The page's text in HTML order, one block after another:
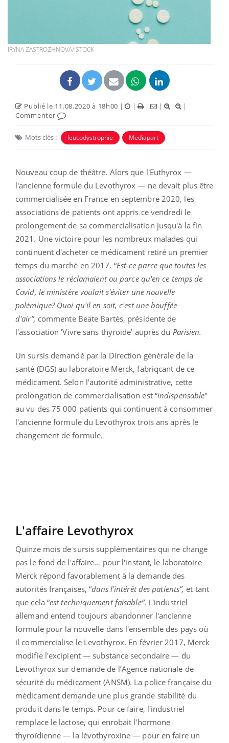
IRYNA ZASTROZHNOVA/ISTOCK
Publié le 11.08.2020 à 18h00 | | | |
|
Commenter
Mots clés : leucodystrophie Mediapart
Nouveau coup de théâtre. Alors que l'Euthyrox —
l'ancienne formule du Levothyrox — ne devait plus être
commercialisée en France en septembre 2020, les
associations de patients ont appris ce vendredi le
prolongement de sa commercialisation jusqu'à la fin
2021. Une victoire pour les nombreux malades qui
continuent d'acheter ce médicament retiré un premier
temps du marché en 2017. “Est-ce parce que toutes les
associations le réclamaient ou parce qu'en ce temps de
Covid, le ministère voulait s'éviter une nouvelle
polémique? Quoi qu'il en soit, c'est une bouffée
d'air”, commente Beate Bartès, présidente de
l'association ‘Vivre sans thyroïde’ auprès du Parisien.
Un sursis demandé par la Direction générale de la
santé (DGS) au laboratoire Merck, fabriqcant de ce
médicament. Selon l'autorité administrative, cette
prolongation de commercialisation est “indispensable"
au vu des 75 000 patients qui continuent à consommer
l'ancienne formule du Levothyrox trois ans après le
changement de formule.
L'affaire Levothyrox
Quinze mois de sursis supplémentaires qui ne change
pas le fond de l'affaire… pour l'instant, le laboratoire
Merck répond favorablement à la demande des
autorités françaises, “dans l'intérêt des patients”, et tant
que cela “est techniquement faisable”. L'industriel
allemand entend toujours abandonner l'ancienne
formule pour la nouvelle dans l'ensemble des pays où
il commercialise le Levothyrox. En février 2017, Merck
modifie l'excipient — substance secondaire — du
Levothyrox sur demande de l’Agence nationale de
sécurité du médicament (ANSM). La police française du
médicament demande une plus grande stabilité du
produit dans le temps. Pour ce faire, l'industriel
remplace le lactose, qui enrobait l'hormone
thyroïdienne — la lévothyroxine — pour en faire un